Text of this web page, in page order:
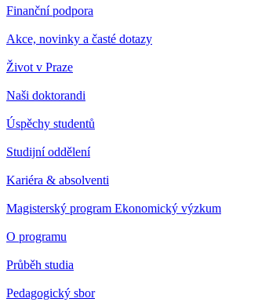
Finanční podpora
Akce, novinky a časté dotazy
Život v Praze
Naši doktorandi
Úspěchy studentů
Studijní oddělení
Kariéra & absolventi
Magisterský program Ekonomický výzkum
O programu
Průběh studia
Pedagogický sbor